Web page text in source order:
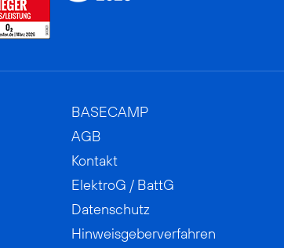
BASECAMP
AGB
Kontakt
ElektroG / BattG
Datenschutz
Hinweisgeberverfahren